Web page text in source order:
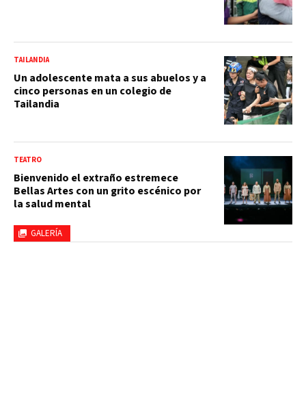
TAILANDIA
Un adolescente mata a sus abuelos y a
cinco personas en un colegio de
Tailandia
GALERÍA
TEATRO
Bienvenido el extraño estremece
Bellas Artes con un grito escénico por
la salud mental